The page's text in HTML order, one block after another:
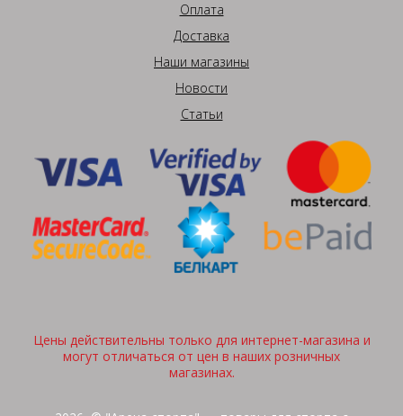
Оплата
Доставка
Наши магазины
Новости
Статьи
Цены действительны только для интернет-магазина и
могут отличаться от цен в наших розничных
магазинах.